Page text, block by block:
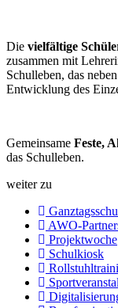
Die vielfältige
zusammen mit
Schulleben, das
Entwicklung des
Gemeinsame Feste,
das Schulleben.
weiter zu
AWO-
Projektwoche
Schulkiosk